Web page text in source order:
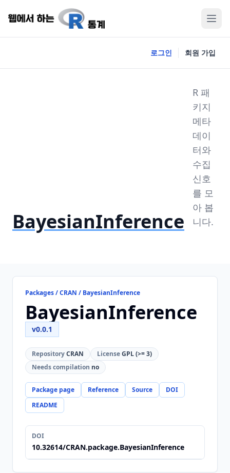
로그인 회원 가입
BayesianInference
R 패
키지
메타
데이
터와
수집
신호
를 모
아 봅
니다.
Packages / CRAN / BayesianInference
BayesianInference
v0.0.1
RepositoryCRAN LicenseGPL (>= 3)
Needs compilation no
Package page Reference Source
DOI
README
DOI
10.32614/CRAN.package.BayesianInference